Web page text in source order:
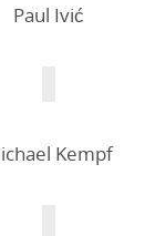
Paul Ivić
Kempf